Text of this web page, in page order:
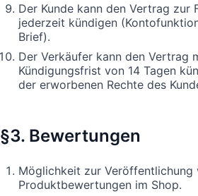
Der Kunde kann den Vertrag zur
jederzeit kündigen
Brief).
Der Verkäufer kann den Vertrag
Kündigungsfrist von 14 Tagen
der erworbenen Rechte des
§3. Bewertungen
Möglichkeit zur Veröffentlichung
Produktbewertungen im Shop.